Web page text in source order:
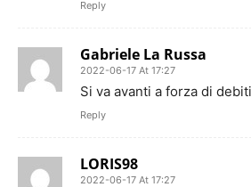
Reply
Gabriele La Russa
2022-06-17 At 17:27
Si va avanti a forza di
Reply
LORIS98
2022-06-17 At 17:27